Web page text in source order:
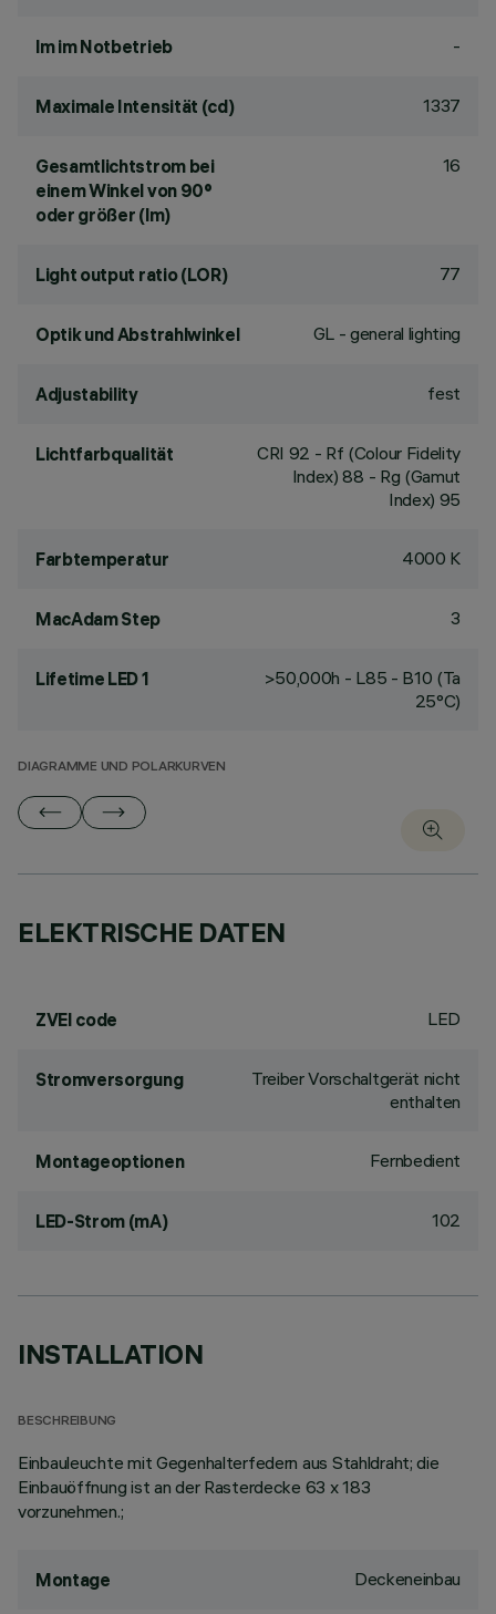
lm im Notbetrieb -
Maximale Intensität (cd) 1337
Gesamtlichtstrom bei
einem Winkel von 90°
oder größer (lm)
16
Light output ratio (LOR) 77
Optik und Abstrahlwinkel GL - general lighting
Adjustability fest
Lichtfarbqualität CRI 92 - Rf (Colour Fidelity
Index) 88 - Rg (Gamut
Index) 95
Farbtemperatur 4000 K
MacAdam Step 3
Lifetime LED 1
>50,000h - L85 - B10 (Ta
25°C)
DIAGRAMME UND POLARKURVEN
ELEKTRISCHE DATEN
ZVEI code LED
Stromversorgung
Treiber Vorschaltgerät nicht
enthalten
Montageoptionen Fernbedient
LED-Strom (mA) 102
INSTALLATION
BESCHREIBUNG
Einbauleuchte mit Gegenhalterfedern aus Stahldraht; die
Einbauöffnung ist an der Rasterdecke 63 x 183
vorzunehmen.;
Montage Deckeneinbau